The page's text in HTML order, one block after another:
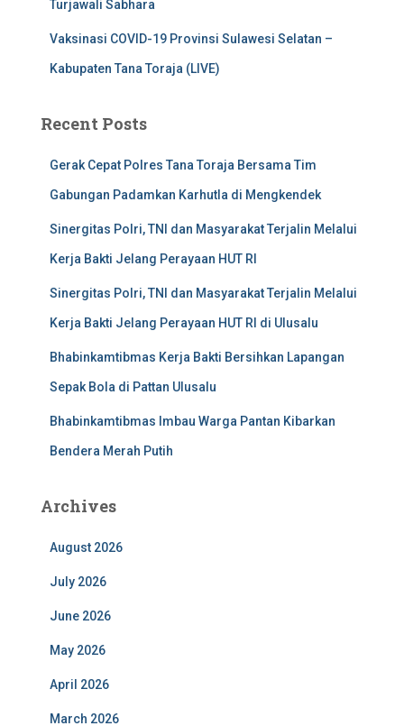
Turjawali Sabhara
Vaksinasi COVID-19 Provinsi Sulawesi Selatan –
Kabupaten Tana Toraja (LIVE)
Recent Posts
Gerak Cepat Polres Tana Toraja Bersama Tim
Gabungan Padamkan Karhutla di Mengkendek
Sinergitas Polri, TNI dan Masyarakat Terjalin Melalui
Kerja Bakti Jelang Perayaan HUT RI
Sinergitas Polri, TNI dan Masyarakat Terjalin Melalui
Kerja Bakti Jelang Perayaan HUT RI di Ulusalu
Bhabinkamtibmas Kerja Bakti Bersihkan Lapangan
Sepak Bola di Pattan Ulusalu
Bhabinkamtibmas Imbau Warga Pantan Kibarkan
Bendera Merah Putih
Archives
August 2026
July 2026
June 2026
May 2026
April 2026
March 2026